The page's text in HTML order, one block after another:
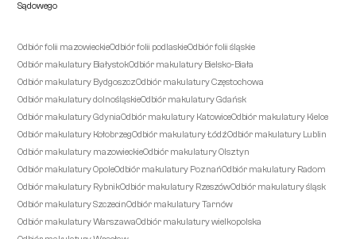
Sądowego
Odbiór folii mazowieckieOdbiór folii podlaskieOdbiór folii śląskie
Odbiór makulatury BiałystokOdbiór makulatury Bielsko-Biała
Odbiór makulatury BydgoszczOdbiór makulatury Częstochowa
Odbiór makulatury dolnośląskieOdbiór makulatury Gdańsk
Odbiór makulatury GdyniaOdbiór makulatury KatowiceOdbiór makulatury Kielce
Odbiór makulatury KołobrzegOdbiór makulatury ŁódźOdbiór makulatury Lublin
Odbiór makulatury mazowieckieOdbiór makulatury Olsztyn
Odbiór makulatury OpoleOdbiór makulatury PoznańOdbiór makulatury Radom
Odbiór makulatury RybnikOdbiór makulatury RzeszówOdbiór makulatury śląsk
Odbiór makulatury SzczecinOdbiór makulatury Tarnów
Odbiór makulatury WarszawaOdbiór makulatury wielkopolska